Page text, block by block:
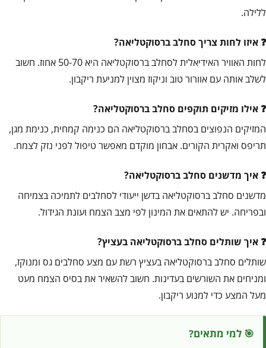
ללילה.
איזו לחות צריך סחלב ברסוקטליאה?
לחות האוויר האידיאלית לסחלב ברסוקטליאה היא 50-70 אחוז. חשוב
לשלב אותה עם אוורור טוב וניקוז מצוין למניעת ריקבון.
אילו מזיקים תוקפים סחלב ברסוקטליאה?
המזיקים הנפוצים בסחלב ברסוקטליאה הם כנימה קמחית, כנימת מגן,
תריפס ואקרית הקורים. אבחון מוקדם מאפשר טיפול לפני נזק לצמח.
איך מדשנים סחלב ברסוקטליאה?
מדשנים סחלב ברסוקטליאה בדשן ייעודי לסחלבים לתמיכה בצמיחה
ובפריחה. יש להתאים את המינון לפי מצב הצמח ועונת הגידול.
איך שותלים סחלב ברסוקטליאה בעציץ?
שותלים סחלב ברסוקטליאה בעציץ רשת עם מצע סחלבים גס ומנוקז,
ומניחים את השורשים בעדינות. חשוב להשאיר את בסיס הצמח מעט
מעל המצע כדי למנוע ריקבון.
🎯 למי מתאים?